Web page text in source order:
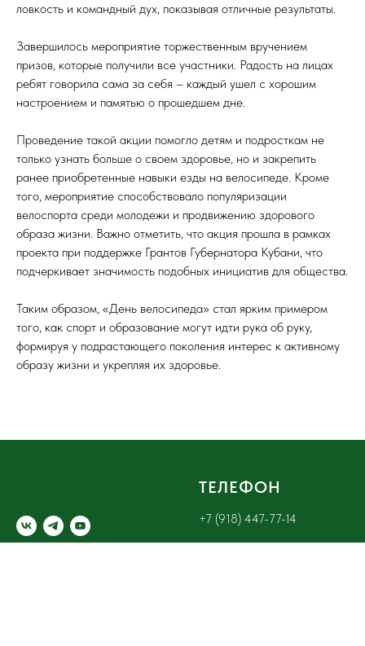
ловкость и командный дух, показывая отличные результаты.
Завершилось мероприятие торжественным вручением
призов, которые получили все участники. Радость на лицах
ребят говорила сама за себя – каждый ушел с хорошим
настроением и памятью о прошедшем дне.
Проведение такой акции помогло детям и подросткам не
только узнать больше о своем здоровье, но и закрепить
ранее приобретенные навыки езды на велосипеде. Кроме
того, мероприятие способствовало популяризации
велоспорта среди молодежи и продвижению здорового
образа жизни. Важно отметить, что акция прошла в рамках
проекта при поддержке Грантов Губернатора Кубани, что
подчеркивает значимость подобных инициатив для общества.
Таким образом, «День велосипеда» стал ярким примером
того, как спорт и образование могут идти рука об руку,
формируя у подрастающего поколения интерес к активному
образу жизни и укрепляя их здоровье.
ТЕЛЕФОН
+7 (918) 447-77-14